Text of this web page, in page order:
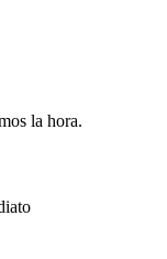
la hora.